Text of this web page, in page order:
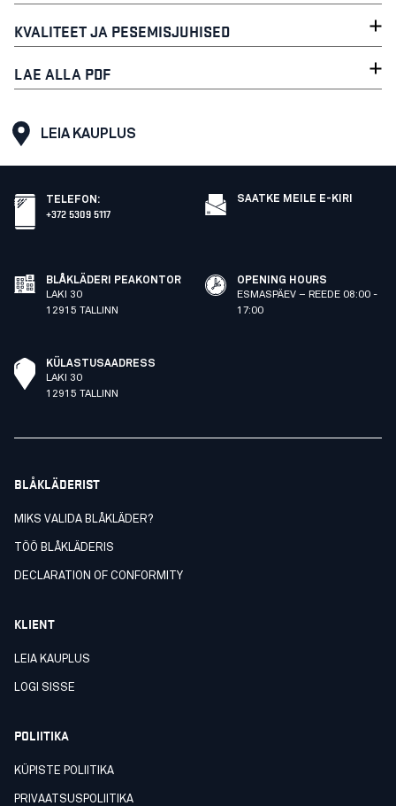
KVALITEET JA PESEMISJUHISED
LAE ALLA PDF
LEIA KAUPLUS
TELEFON :
+372 5309 5117
SAATKE MEILE E-KIRI
BLÅKLÄDERI PEAKONTOR
LAKI 30
12915 TALLINN
OPENING HOURS
ESMASPÄEV – REEDE 08:00 -
17:00
KÜLASTUSAADRESS
LAKI 30
12915 TALLINN
BLÅKLÄDERIST
MIKS VALIDA BLÅKLÄDER?
TÖÖ BLÅKLÄDERIS
DECLARATION OF CONFORMITY
KLIENT
LEIA KAUPLUS
LOGI SISSE
POLIITIKA
KÜPISTE POLIITIKA
PRIVAATSUSPOLIITIKA